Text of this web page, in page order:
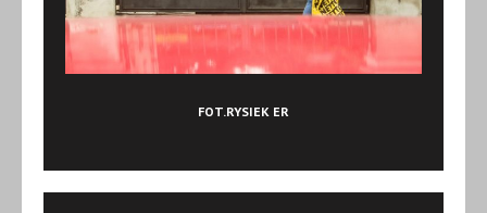
FOT.RYSIEK ER